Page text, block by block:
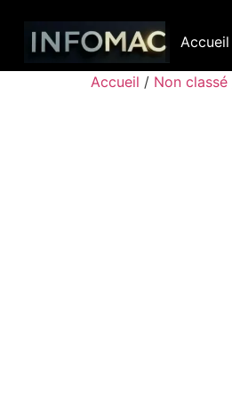
Accueil
Accueil / Non classé